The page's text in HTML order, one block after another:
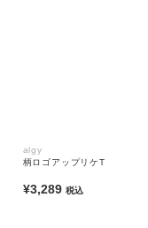
algy
柄ロゴアップリケT
¥3,289 税込